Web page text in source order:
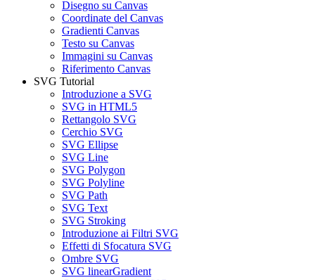
Disegno su Canvas
Coordinate del Canvas
Gradienti Canvas
Testo su Canvas
Immagini su Canvas
Riferimento Canvas
SVG Tutorial
Introduzione a SVG
SVG in HTML5
Rettangolo SVG
Cerchio SVG
SVG Ellipse
SVG Line
SVG Polygon
SVG Polyline
SVG Path
SVG Text
SVG Stroking
Introduzione ai Filtri SVG
Effetti di Sfocatura SVG
Ombre SVG
SVG linearGradient